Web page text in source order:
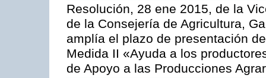
Resolución, 28 ene 2015, de la
de la Consejería de Agricultura,
amplía el plazo de presentación
Medida II «Ayuda a los
de Apoyo a las Producciones